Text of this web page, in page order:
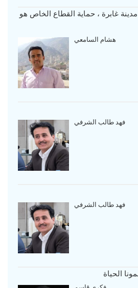
غابرة ، حماية القطاع الخاص هو
هشام السامعي
فهد طالب الشرفي
فهد طالب الشرفي
الحياة